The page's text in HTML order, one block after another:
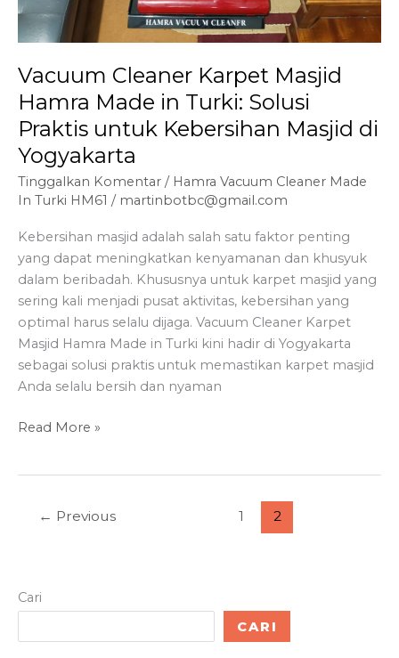
Vacuum Cleaner Karpet Masjid
Hamra Made in Turki: Solusi
Praktis untuk Kebersihan Masjid di
Yogyakarta
Tinggalkan Komentar / Hamra Vacuum Cleaner Made
In Turki HM61 / martinbotbc@gmail.com
Kebersihan masjid adalah salah satu faktor penting
yang dapat meningkatkan kenyamanan dan khusyuk
dalam beribadah. Khususnya untuk karpet masjid yang
sering kali menjadi pusat aktivitas, kebersihan yang
optimal harus selalu dijaga. Vacuum Cleaner Karpet
Masjid Hamra Made in Turki kini hadir di Yogyakarta
sebagai solusi praktis untuk memastikan karpet masjid
Anda selalu bersih dan nyaman
Vacuum
Hamra
Solusi
untuk
Read More »
← Previous 1 2
Cari
CARI